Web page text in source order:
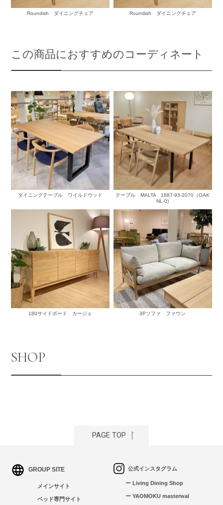
Roundish ダイニングチェア Roundish ダイニングチェア
この商品におすすめのコーディネート
ダイニングテーブル ワイルドウッド
テーブル MALTA 1887-93-2070（OAK
NL-0)
180サイドボード カージェ 3Pソファ ファウン
SHOP
GROUP SITE
メインサイト
ベッド専門サイト
公式インスタグラム
ー Living Dining Shop
ー YAOMOKU masterwal
PAGE TOP